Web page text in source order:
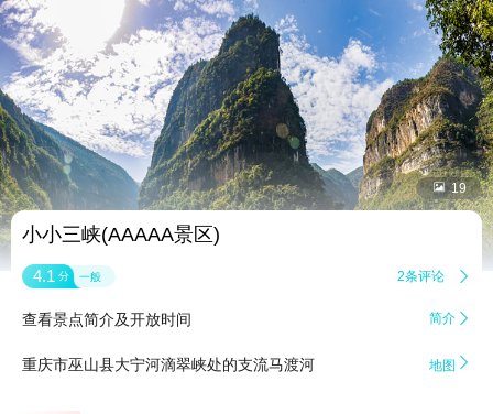
 19
小小三峡(AAAAA景区)
4.1 分 一般 2条评论 
查看景点简介及开放时间 简介 
重庆市巫山县大宁河滴翠峡处的支流马渡河 地图 
